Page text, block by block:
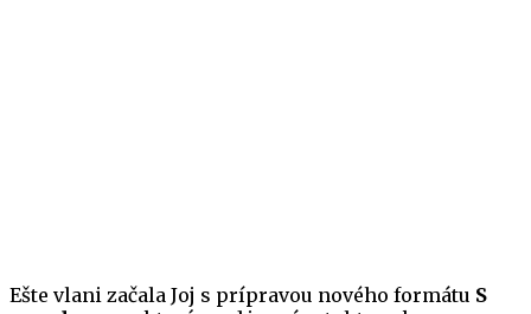
Ešte vlani začala Joj s prípravou nového formátu S